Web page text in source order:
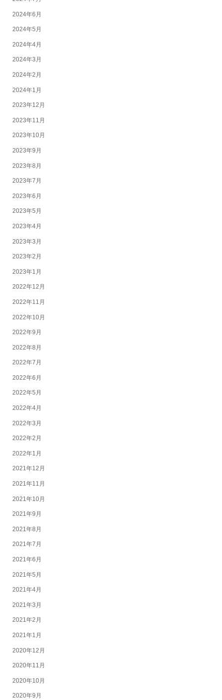
2024年6月
2024年5月
2024年4月
2024年3月
2024年2月
2024年1月
2023年12月
2023年11月
2023年10月
2023年9月
2023年8月
2023年7月
2023年6月
2023年5月
2023年4月
2023年3月
2023年2月
2023年1月
2022年12月
2022年11月
2022年10月
2022年9月
2022年8月
2022年7月
2022年6月
2022年5月
2022年4月
2022年3月
2022年2月
2022年1月
2021年12月
2021年11月
2021年10月
2021年9月
2021年8月
2021年7月
2021年6月
2021年5月
2021年4月
2021年3月
2021年2月
2021年1月
2020年12月
2020年11月
2020年10月
2020年9月